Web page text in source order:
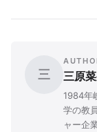
三 三原
1984年
学の教
ャー企